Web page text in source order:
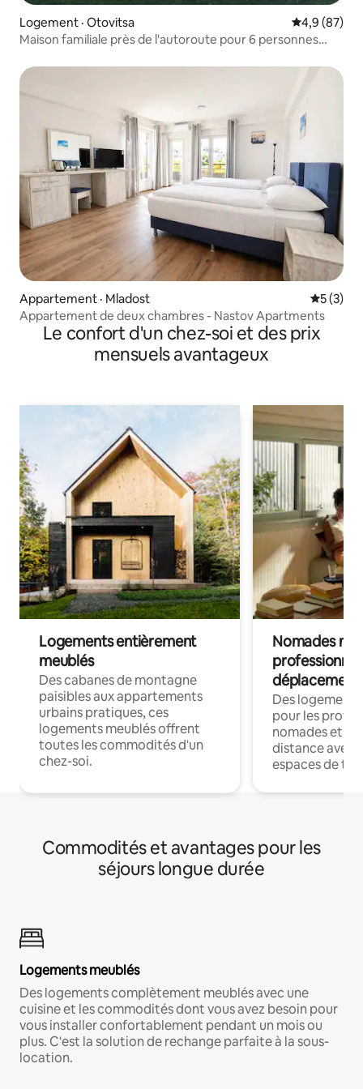
Logement · Otovitsa Note
4,9 (87)
Maison familiale près de l'autoroute pour 6 personnes
Appartement · Mladost Note
5 (3)
Appartement de deux chambres - Nastov Apartments
Le confort d'un chez-soi et des prix
mensuels avantageux
Logements entièrement
meublés
Des cabanes de montagne
paisibles aux appartements
urbains pratiques, ces
logements meublés offrent
toutes les commodités d'un
chez-soi.
Nomades
déplacement
Des
pour les
nomades et
distance avec
espaces de
Commodités et avantages pour les
séjours longue durée
Logements meublés
Des logements complètement meublés avec une
cuisine et les commodités dont vous avez besoin pour
vous installer confortablement pendant un mois ou
plus. C'est la solution de rechange parfaite à la sous-
location.